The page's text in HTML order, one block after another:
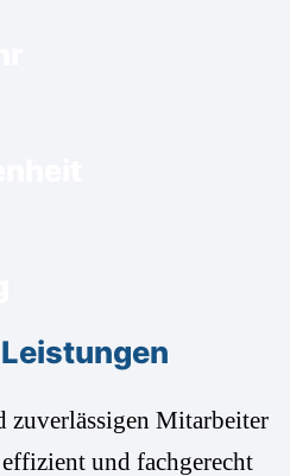
zuverlässigen Mitarbeiter
und fachgerecht